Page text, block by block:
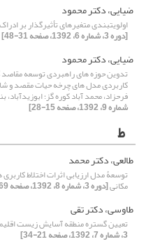
ضیایی، دکتر محمود
اولویت‏بندی متغیرهای تأثیرگذار بر
[دوره 3، شماره 6، 1392، صفحه 31-48]
ضیایی، دکتر محمود
تدوین حوزه های راهبردی توسعه مقاصد
کاربردی مدل های چرخه حیات مقصد
فرحزاد، محمد آباد کوره گز؛
شماره 9، 1392، صفحه 15-28]
ط
طالعی، دکتر محمد
توسعۀ مدل ارزیابی اثرات اختلاط
مکانی[دوره 3، شماره 8، 1392، صفحه 69-84]
طاوسی، دکتر تقی
تعیین گستره منطقه آسایش زیست
3، شماره 7، 1392، صفحه 21-34]